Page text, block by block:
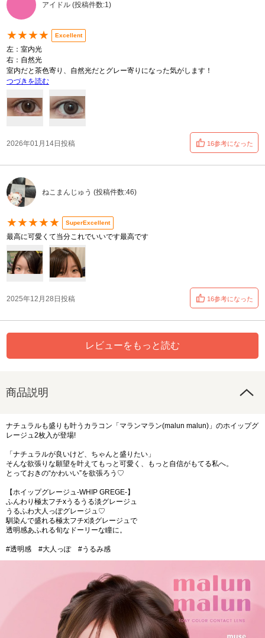
アイドル (投稿件数:1)
★★★★ Excellent
左：室内光
右：自然光
室内だと茶色寄り、自然光だとグレー寄りになった気がします！
つづきを読む
2026年01月14日投稿 16参考になった
ねこまんじゅう (投稿件数:46)
★★★★★ SuperExcellent
最高に可愛くて当分これでいいです最高です
2025年12月28日投稿 16参考になった
レビューをもっと読む
商品説明
ナチュラルも盛りも叶うカラコン「マランマラン(malun malun)」のホイップグ
レージュ2枚入が登場!
「ナチュラルが良いけど、ちゃんと盛りたい」
そんな欲張りな願望を叶えてもっと可愛く、もっと自信がもてる私へ。
とっておきの“かわいい”を欲張ろう♡
【ホイップグレージュ-WHIP GREGE-】
ふんわり極太フチxうるうる淡グレージュ
うるふわ大人っぽグレージュ♡
馴染んで盛れる極太フチx淡グレージュで
透明感あふれる旬なドーリーな瞳に。
#透明感 #大人っぽ #うるみ感